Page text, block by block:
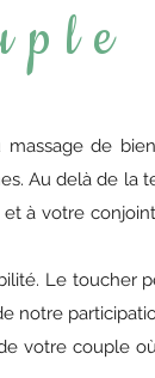
de
Au delà de la
à votre
Le toucher
notre
votre couple